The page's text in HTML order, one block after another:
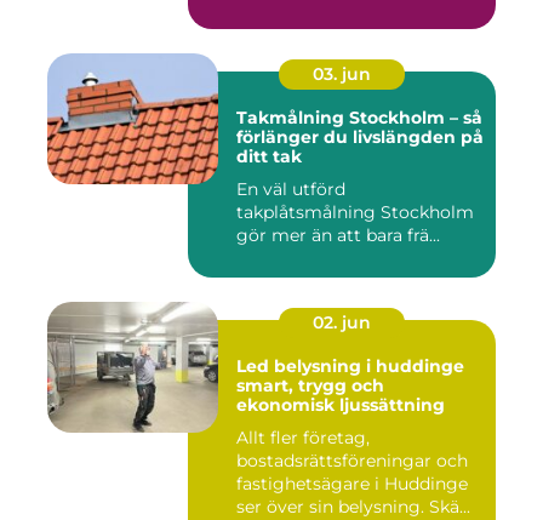
03. jun
Takmålning Stockholm – så
förlänger du livslängden på
ditt tak
En väl utförd
takplåtsmålning Stockholm
gör mer än att bara frä...
02. jun
Led belysning i huddinge
smart, trygg och
ekonomisk ljussättning
Allt fler företag,
bostadsrättsföreningar och
fastighetsägare i Huddinge
ser över sin belysning. Skä...